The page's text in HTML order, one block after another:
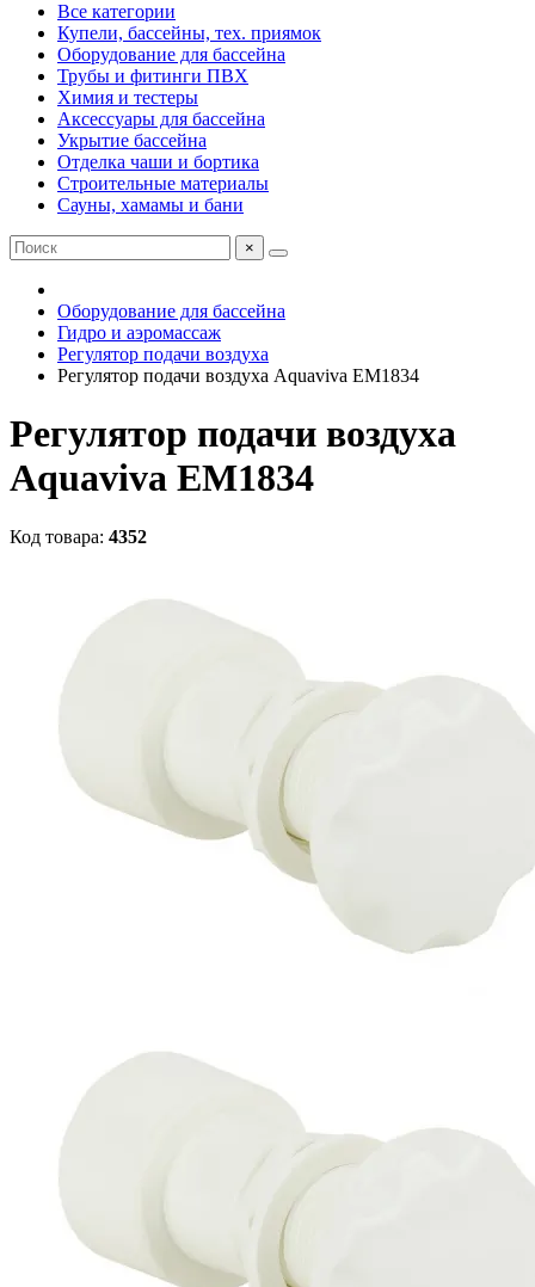
Все категории
Купели, бассейны, тех. приямок
Оборудование для бассейна
Трубы и фитинги ПВХ
Химия и тестеры
Аксессуары для бассейна
Укрытие бассейна
Отделка чаши и бортика
Строительные материалы
Сауны, хамамы и бани
×
Оборудование для бассейна
Гидро и аэромассаж
Регулятор подачи воздуха
Регулятор подачи воздуха Aquaviva EM1834
Регулятор подачи воздуха
Aquaviva EM1834
Код товара: 4352